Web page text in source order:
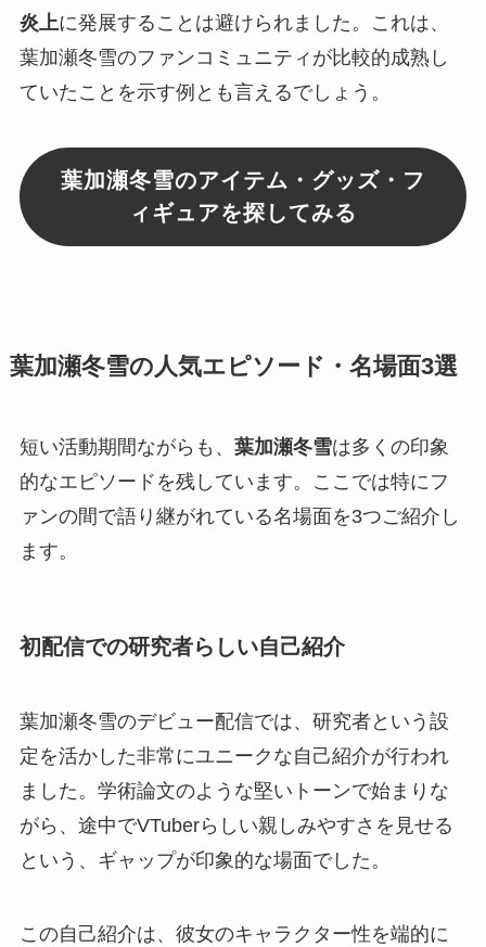
炎上に発展することは避けられました。これは、
葉加瀬冬雪のファンコミュニティが比較的成熟し
ていたことを示す例とも言えるでしょう。
葉加瀬冬雪のアイテム・グッズ・フ
ィギュアを探してみる
葉加瀬冬雪の人気エピソード・名場面3選
短い活動期間ながらも、 葉加瀬冬雪は多くの印象
的なエピソードを残しています。ここでは特にフ
ァンの間で語り継がれている名場面を3つご紹介し
ます。
初配信での研究者らしい自己紹介
葉加瀬冬雪のデビュー配信では、研究者という設
定を活かした非常にユニークな自己紹介が行われ
ました。学術論文のような堅いトーンで始まりな
がら、途中でVTuberらしい親しみやすさを見せる
という、ギャップが印象的な場面でした。
この自己紹介は、彼女のキャラクター性を端的に